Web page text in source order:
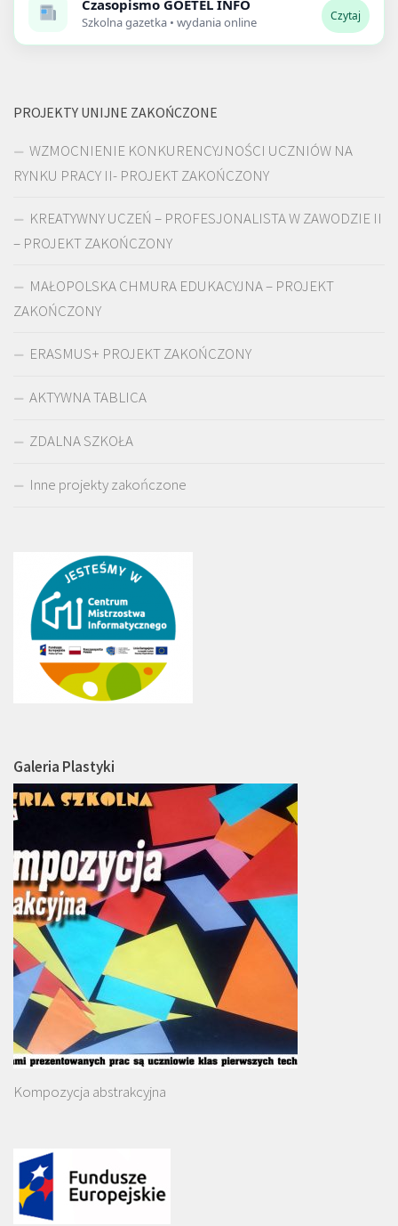
Czasopismo GOETEL INFO
Szkolna gazetka • wydania online Czytaj
PROJEKTY UNIJNE ZAKOŃCZONE
WZMOCNIENIE KONKURENCYJNOŚCI UCZNIÓW NA
RYNKU PRACY II- PROJEKT ZAKOŃCZONY
KREATYWNY UCZEŃ – PROFESJONALISTA W ZAWODZIE II
– PROJEKT ZAKOŃCZONY
MAŁOPOLSKA CHMURA EDUKACYJNA – PROJEKT
ZAKOŃCZONY
ERASMUS+ PROJEKT ZAKOŃCZONY
AKTYWNA TABLICA
ZDALNA SZKOŁA
Inne projekty zakończone
Galeria Plastyki
Kompozycja abstrakcyjna